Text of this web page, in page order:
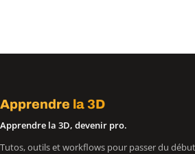
Apprendre la 3D
Apprendre la 3D, devenir pro.
Tutos, outils et workflows pour passer du